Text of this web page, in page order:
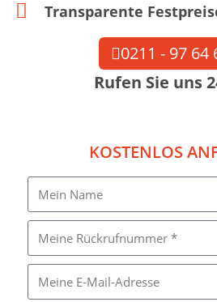
Transparente
0211 - 97 64
Rufen Sie uns
KOSTENLOS